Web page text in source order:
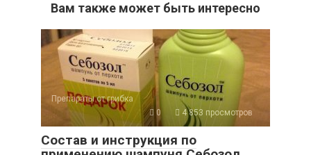
Вам также может быть интересно
Препараты от грибка
0
4 853 просмотров
Состав и инструкция по